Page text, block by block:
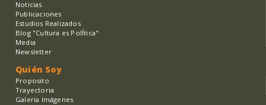
Noticias
Publicaciones
Estudios Realizados
Blog "Cultura es PolÍtica"
Media
Newsletter
Quién Soy
Proposito
Trayectoria
Galería Imágenes